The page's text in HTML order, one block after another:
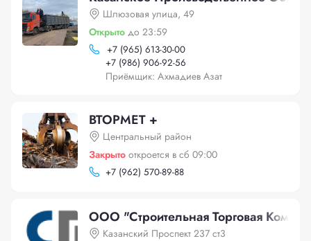
Шлюзовая улица, 49
Открыто до 23:59
+7 (965) 613-30-00
+7 (986) 906-92-56
Приёмщик: Ахмадиев Азат
ВТОРМЕТ +
Центральный район
Закрыто откроется в сб 09:00
+7 (962) 570-89-88
ООО "Строительная Торговая
Казанский Проспект 237 ст3